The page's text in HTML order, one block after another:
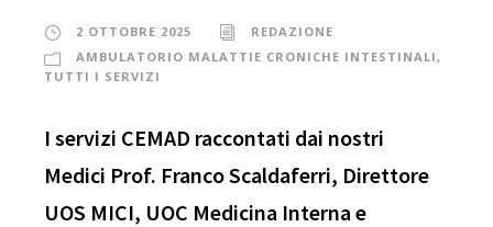
2 OTTOBRE 2025
REDAZIONE
AMBULATORIO MALATTIE CRONICHE INTESTINALI ,
TUTTI I SERVIZI
I servizi CEMAD raccontati dai nostri
Medici Prof. Franco Scaldaferri, Direttore
UOS MICI, UOC Medicina Interna e